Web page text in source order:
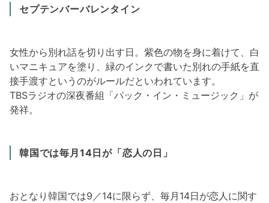
セプテンバーバレンタイン
女性から別れ話を切り出す日。紫色の物を身に着けて、白
いマニキュアを塗り、緑のインクで書いた別れの手紙を直
接手渡すというのがルールだといわれています。
TBSラジオの深夜番組「パック・イン・ミュージック」が
発祥。
韓国では毎月14日が「恋人の日」
おとなり韓国では9／14に限らず、毎月14日が恋人に関す